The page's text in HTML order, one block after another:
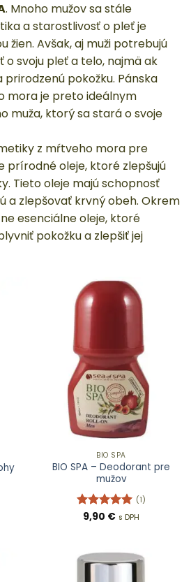
. Mnoho mužov sa stále
a starostlivosť o pleť je
žien. Avšak, aj muži potrebujú
svoju pleť a telo, najmä ak
pokožku. Pánska
mora je preto ideálnym
muža, ktorý sa stará o svoje
z mŕtveho mora pre
prírodné oleje, ktoré zlepšujú
Tieto oleje majú schopnosť
a zlepšovať krvný obeh. Okrem
esenciálne oleje, ktoré
pokožku a zlepšiť jej
BIO SPA
BIO SPA – Deodorant pre
mužov
Hodnotenie
(1)
9,90 € s DPH